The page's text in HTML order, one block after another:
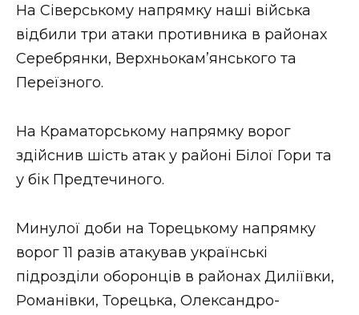
На Сіверському напрямку наші війська
відбили три атаки противника в районах
Серебрянки, Верхньокам’янського та
Переїзного.
На Краматорському напрямку ворог
здійснив шість атак у районі Білої Гори та
у бік Предтечиного.
Минулої доби на Торецькому напрямку
ворог 11 разів атакував українські
підрозділи оборонців в районах Диліївки,
Романівки, Торецька, Олександро-